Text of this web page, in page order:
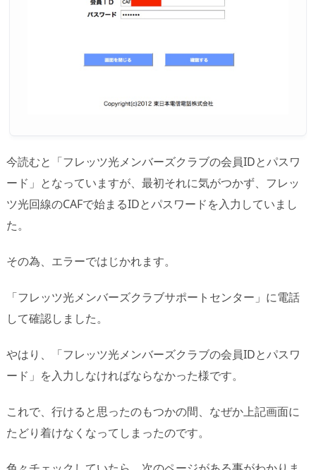
今読むと「フレッツ光メンバーズクラブの会員IDとパスワ
ード」となっていますが、最初それに気がつかず、フレッ
ツ光回線のCAFで始まるIDとパスワードを入力していまし
た。
その為、エラーではじかれます。
「フレッツ光メンバーズクラブサポートセンター」に電話
して確認しました。
やはり、「フレッツ光メンバーズクラブの会員IDとパスワ
ード」を入力しなければならなかった様です。
これで、行けると思ったのもつかの間、なぜか上記画面に
たどり着けなくなってしまったのです。